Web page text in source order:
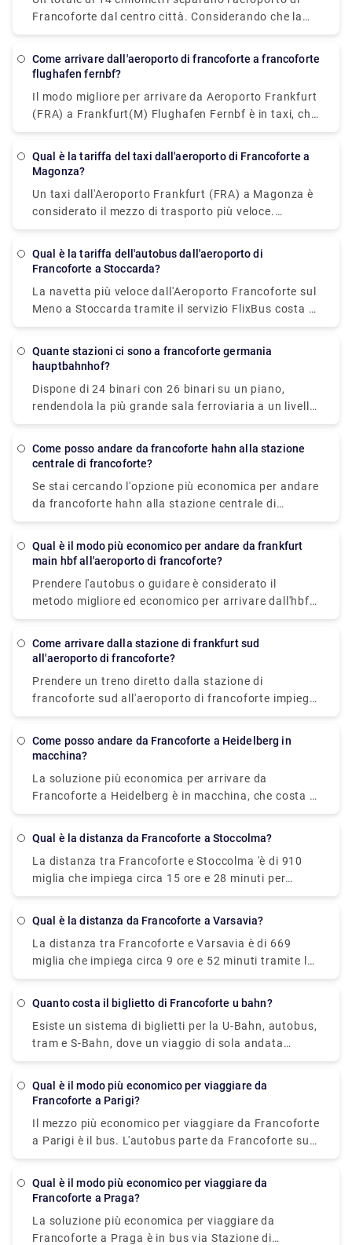
Francoforte dal centro città. Considerando che la
guida dura circa 25 minuti attraverso la città.
Come arrivare dall'aeroporto di francoforte a francoforte
flughafen fernbf?
Il modo migliore per arrivare da Aeroporto Frankfurt
(FRA) a Frankfurt(M) Flughafen Fernbf è in taxi, che
costa €7,21-€8,77 e impiega 3 min per coprire 1,2
costerà nulla.
Qual è la tariffa del taxi dall'aeroporto di Francoforte a
Magonza?
Un taxi dall'Aeroporto Frankfurt (FRA) a Magonza è
considerato il mezzo di trasporto più veloce.
Costerà € 60 - € 75 e impiega 17 minuti per coprire
Qual è la tariffa dell'autobus dall'aeroporto di
Francoforte a Stoccarda?
La navetta più veloce dall'Aeroporto Francoforte sul
Meno a Stoccarda tramite il servizio FlixBus costa €
10,09 e impiega circa 3h 10min per coprire la
stai cercando il servizio navetta più economico,
l'aeroporto di Stoccarda. Prendi la decisione con
saggezza!
Quante stazioni ci sono a francoforte germania
hauptbahnhof?
Dispone di 24 binari con 26 binari su un piano,
rendendola la più grande sala ferroviaria a un livello
che può ospitare 26 treni su un livello.
Come posso andare da francoforte hahn alla stazione
centrale di francoforte?
Se stai cercando l'opzione più economica per andare
da francoforte hahn alla stazione centrale di
francoforte, l'autobus è l'opzione più affidabile.
coprire 77,76 miglia. Prendere un treno o guidare è
termini di tempo.
Qual è il modo più economico per andare da frankfurt
main hbf all'aeroporto di francoforte?
Prendere l'autobus o guidare è considerato il
metodo migliore ed economico per arrivare dall'hbf
principale di Francoforte all'aeroporto di
minuti, con costi che vanno da 1,39 € a 9,28 €.
Come arrivare dalla stazione di frankfurt sud
all'aeroporto di francoforte?
Prendere un treno diretto dalla stazione di
francoforte sud all'aeroporto di francoforte impiega
circa 23 minuti per viaggiare, con il servizio più
anticipata dei biglietti da Francoforte sul Meno Sud
distanza parte da € 6,00. Invece, optare per un taxi
costa 26,79 €.
Come posso andare da Francoforte a Heidelberg in
macchina?
La soluzione più economica per arrivare da
Francoforte a Heidelberg è in macchina, che costa €
24,46 - € 37,27 e impiega 2h 10min per coprire la
Qual è la distanza da Francoforte a Stoccolma?
La distanza tra Francoforte e Stoccolma 'è di 910
miglia che impiega circa 15 ore e 28 minuti per
guidare tramite la E4.
Qual è la distanza da Francoforte a Varsavia?
La distanza tra Francoforte e Varsavia è di 669
miglia che impiega circa 9 ore e 52 minuti tramite la
A4.
Quanto costa il biglietto di Francoforte u bahn?
Esiste un sistema di biglietti per la U-Bahn, autobus,
tram e S-Bahn, dove un viaggio di sola andata
all'interno di Francoforte costa tra € 1,50 (per brevi
Qual è il modo più economico per viaggiare da
Francoforte a Parigi?
Il mezzo più economico per viaggiare da Francoforte
a Parigi è il bus. L'autobus parte da Francoforte sul
Meno, Hbf, e arriva a Parigi entro 8h 5min. Il prezzo
Qual è il modo più economico per viaggiare da
Francoforte a Praga?
La soluzione più economica per viaggiare da
Francoforte a Praga è in bus via Stazione di